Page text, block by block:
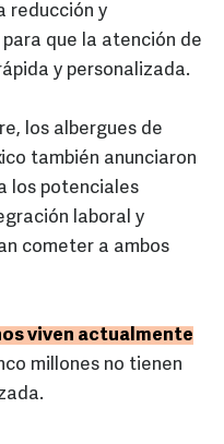
reducción y
que la atención de
y personalizada.
los albergues de
también anunciaron
los potenciales
laboral y
cometer a ambos
viven actualmente
millones no tienen